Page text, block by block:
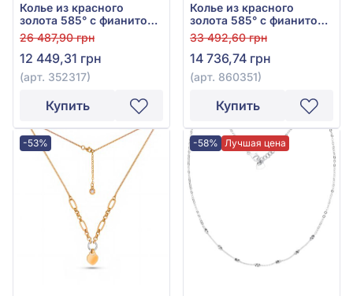
Колье из красного
золота 585° с фианитом,
арт. 352317
26 487,90 грн
12 449,31 грн
(арт. 352317)
Купить
Колье из красного
золота 585° с фианитом,
арт. 860351
33 492,60 грн
14 736,74 грн
(арт. 860351)
Купить
-53% -58% Лучшая цена